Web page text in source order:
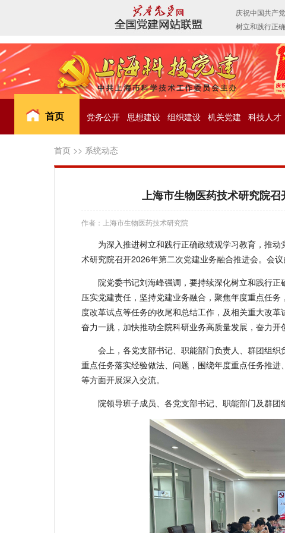
首页 党务公开 思想建设 组织建设 机关党建 科技人才
首页 >> 系统动态
上海市生物医药技术研究院
作者：上海市生物医药技术研究院
为深入推进树立和践行正确政绩观学习教育，推
术研究院召开2026年第二次党建业务融合推进会。会
院党委书记刘海峰强调，要持续深化树立和践行
压实党建责任，坚持党建业务融合，聚焦年度重点任
度改革试点等任务的收尾和总结工作，及相关重大改
奋力一跳，加快推动全院科研业务高质量发展，奋力开
会上，各党支部书记、职能部门负责人、群团组织
重点任务落实经验做法、问题，围绕年度重点任务推
等方面开展深入交流。
院领导班子成员、各党支部书记、职能部门及群团